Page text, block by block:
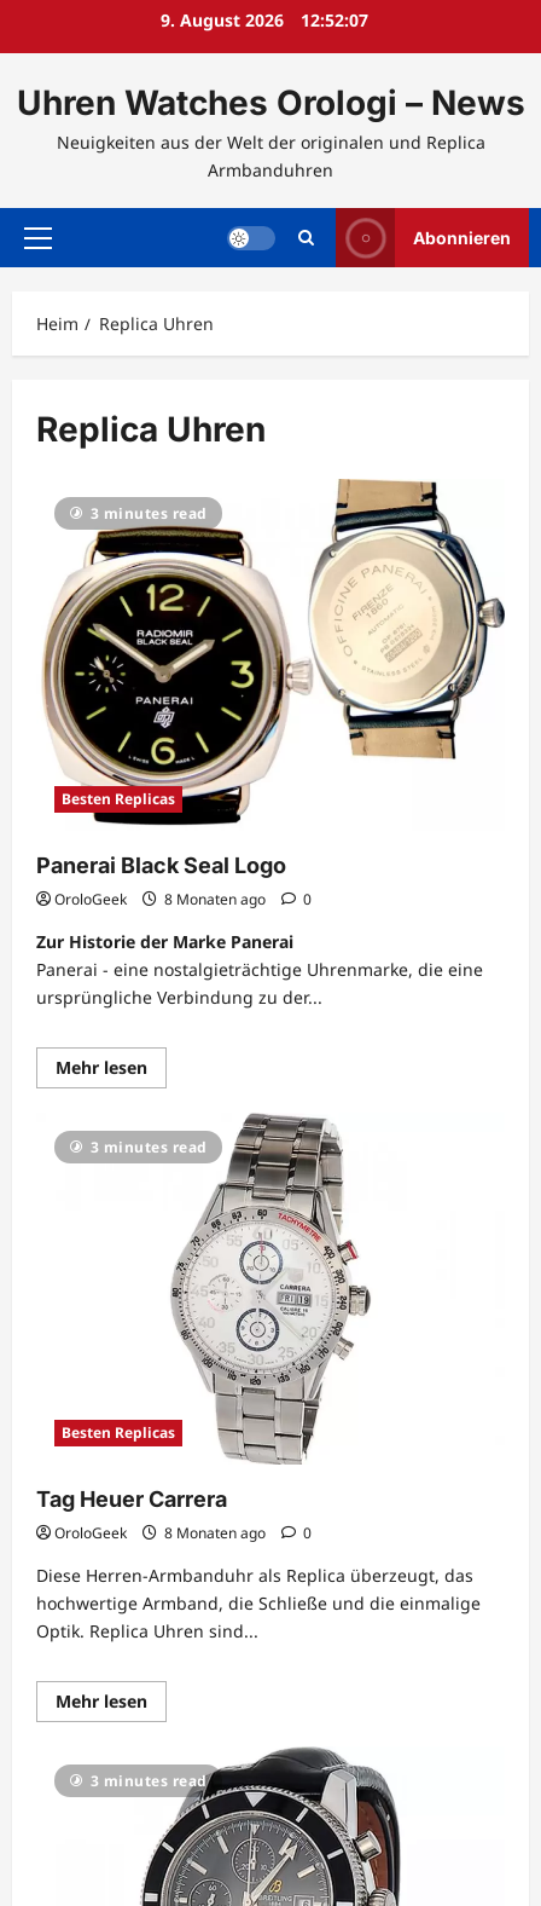
9. August 2026 12:52:08
Uhren Watches Orologi – News
Neuigkeiten aus der Welt der originalen und Replica
Armbanduhren
Hauptmenü Abonnieren
Heim Replica Uhren
Replica Uhren
3 minutes read
Besten Replicas
Panerai Black Seal Logo
OroloGeek 8 Monaten ago 0
Zur Historie der Marke Panerai
Panerai - eine nostalgieträchtige Uhrenmarke, die eine
ursprüngliche Verbindung zu der...
Mehr lesenLesen
Sie
Panerai
Black
Seal
3 minutes read
Besten Replicas
Tag Heuer Carrera
OroloGeek 8 Monaten ago 0
Diese Herren-Armbanduhr als Replica überzeugt, das
hochwertige Armband, die Schließe und die einmalige
Optik. Replica Uhren sind...
Mehr lesenLesen
Sie
Tag
Heuer
Carrera
3 minutes read